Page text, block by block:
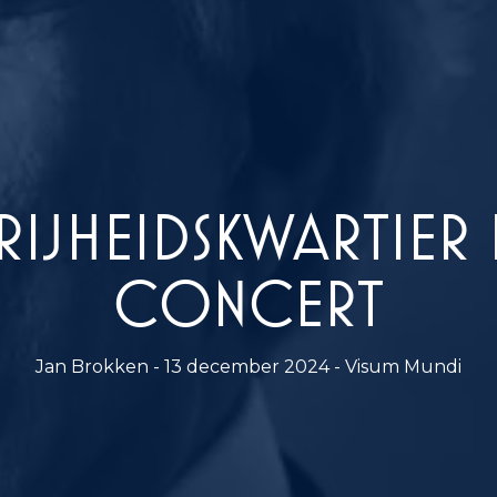
CONCERT
Jan Brokken - 13 december 2024 - Visum Mundi